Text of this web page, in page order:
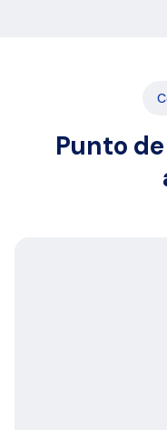
Punto